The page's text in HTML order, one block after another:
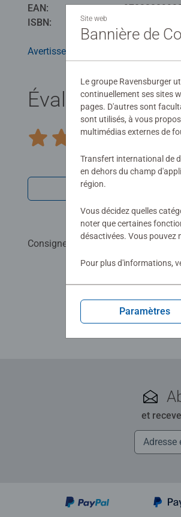
EAN:
ISBN:
Avertissements et informations du
Évaluations (1)
Average rating 5,0 out of 5 stars.5,0/5
Consignes d'évaluation
et
Site web
Bannière de
Le groupe Ravensburger
continuellement ses sites
pages. D'autres sont
sont utilisés, à vous
multimédias externes de
Transfert international de
en dehors du champ
région.
Vous décidez quelles
noter que certaines
désactivées. Vous
Pour plus d'informations,
Paramètres